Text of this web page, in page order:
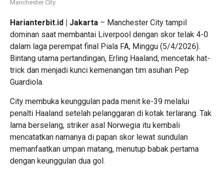
Manchester City
Harianterbit.id | Jakarta – Manchester City tampil
dominan saat membantai Liverpool dengan skor telak 4-0
dalam laga perempat final Piala FA, Minggu (5/4/2026).
Bintang utama pertandingan, Erling Haaland, mencetak hat-
trick dan menjadi kunci kemenangan tim asuhan Pep
Guardiola.
City membuka keunggulan pada menit ke-39 melalui
penalti Haaland setelah pelanggaran di kotak terlarang. Tak
lama berselang, striker asal Norwegia itu kembali
mencatatkan namanya di papan skor lewat sundulan
memanfaatkan umpan matang, menutup babak pertama
dengan keunggulan dua gol.